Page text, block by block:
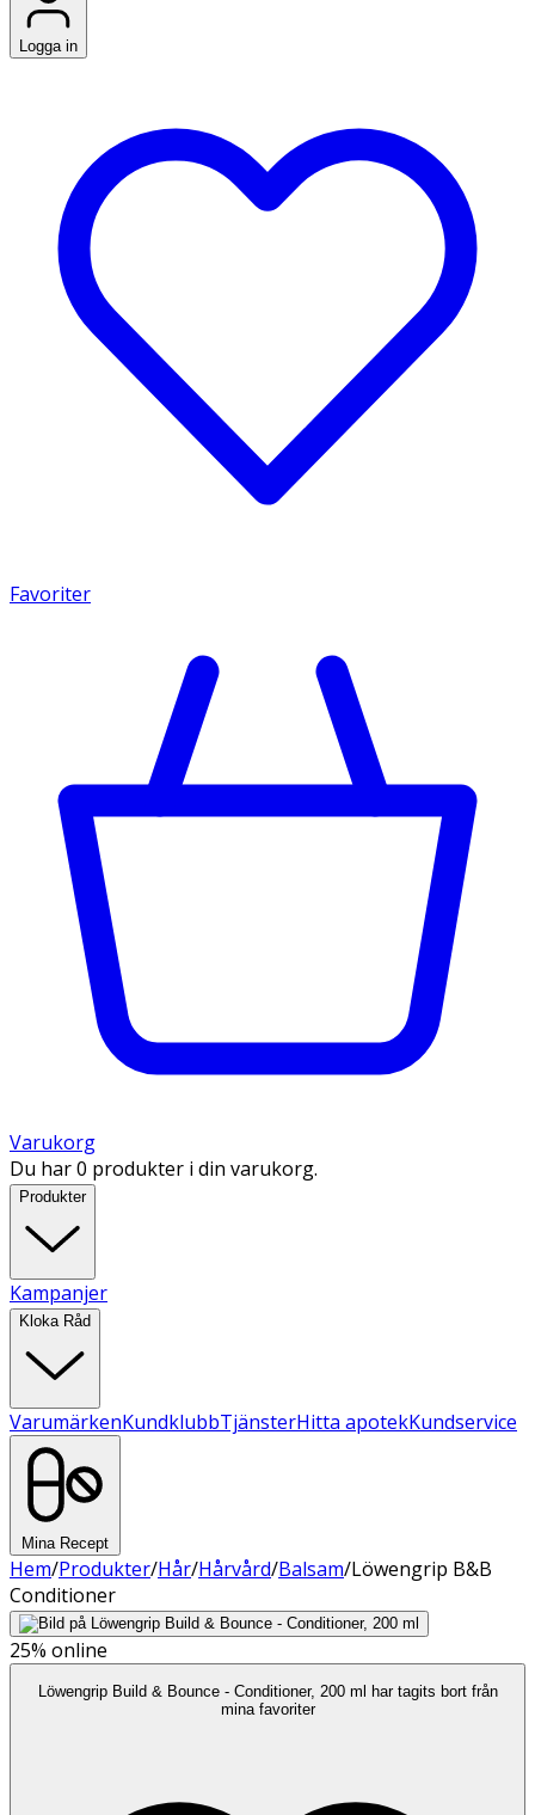
Logga in
Favoriter
Varukorg
Du har 0 produkter i din varukorg.
Produkter
Kampanjer
Kloka Råd
VarumärkenKundklubbTjänsterHitta apotekKundservice
Mina Recept
Hem/Produkter/Hår/Hårvård/Balsam/Löwengrip B&B
Conditioner
25% online
Löwengrip Build & Bounce - Conditioner, 200 ml har tagits bort från
mina favoriter